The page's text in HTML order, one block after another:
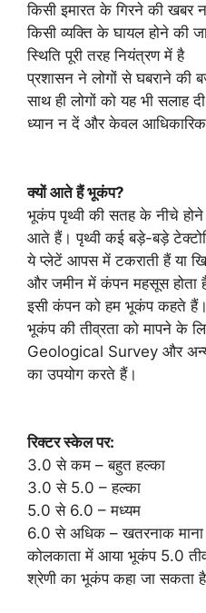
किसी इमारत के गिरने की खबर
किसी व्यक्ति के घायल होने की
स्थिति पूरी तरह नियंत्रण में है
प्रशासन ने लोगों से घबराने की
साथ ही लोगों को यह भी सलाह
ध्यान न दें और केवल आधिकारिक
क्यों आते हैं भूकंप?
भूकंप पृथ्वी की सतह के नीचे होने
आते हैं। पृथ्वी कई बड़े-बड़े
ये प्लेटें आपस में टकराती हैं या
और जमीन में कंपन महसूस होता
इसी कंपन को हम भूकंप कहते हैं।
भूकंप की तीव्रता को मापने के
Geological Survey और
का उपयोग करते हैं।
रिक्टर स्केल पर:
3.0 से कम – बहुत हल्का
3.0 से 5.0 – हल्का
5.0 से 6.0 – मध्यम
6.0 से अधिक – खतरनाक माना
कोलकाता में आया भूकंप 5.0
श्रेणी का भूकंप कहा जा सकता